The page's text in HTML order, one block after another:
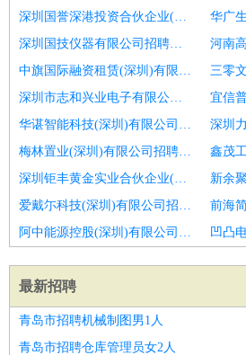
深圳国誉深港投资合伙企业(有限合伙)招聘口腔护士
深圳国技仪器有限公司招聘口腔护士
中旗国际融资租赁(深圳)有限公司招聘吴秋良口腔诊所招聘护士
深圳市志和兴业电子有限公司招聘护士
华谌智能科技(深圳)有限公司招聘口腔护士
梅林置业(深圳)有限公司招聘护士
深圳钜丰黄金实业合伙企业(有限合伙)招聘护士
爱戴尓科技(深圳)有限公司招聘护士长或主管护师
阿中能源控股(深圳)有限公司招聘护士
最新招聘
青岛市招聘机械制图男1人
青岛市招聘仓库管理员女2人